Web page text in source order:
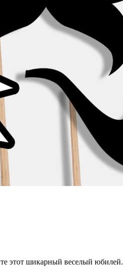
этот шикарный веcелый юбилей.